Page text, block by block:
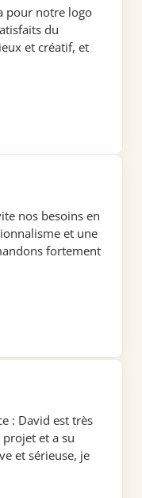
pour notre logo
du
et créatif, et
nos besoins en
et une
fortement
: David est très
et a su
et sérieuse, je